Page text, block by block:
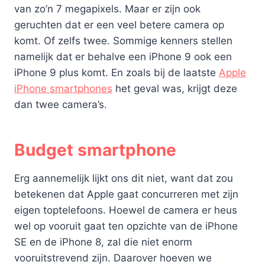
van zo’n 7 megapixels. Maar er zijn ook
geruchten dat er een veel betere camera op
komt. Of zelfs twee. Sommige kenners stellen
namelijk dat er behalve een iPhone 9 ook een
iPhone 9 plus komt. En zoals bij de laatste Apple
iPhone smartphones het geval was, krijgt deze
dan twee camera’s.
Budget smartphone
Erg aannemelijk lijkt ons dit niet, want dat zou
betekenen dat Apple gaat concurreren met zijn
eigen toptelefoons. Hoewel de camera er heus
wel op vooruit gaat ten opzichte van de iPhone
SE en de iPhone 8, zal die niet enorm
vooruitstrevend zijn. Daarover hoeven we